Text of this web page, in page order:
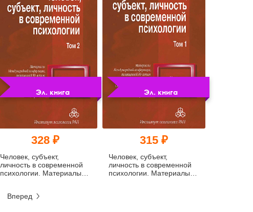
Эл. книга
328 ₽
Человек, субъект,
личность в современной
психологии. Материалы
посвященной 80-летию А.
Эл. книга
315 ₽
Человек, субъект,
личность в современной
психологии. Материалы
Вперед